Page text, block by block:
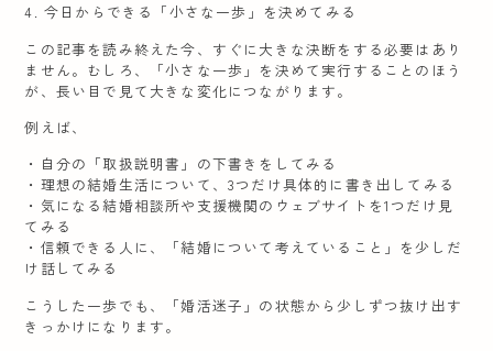
4. 今日からできる「小さな一歩」を決めてみる
この記事を読み終えた今、すぐに大きな決断をする必要はあり
ません。むしろ、「小さな一歩」を決めて実行することのほう
が、長い目で見て大きな変化につながります。
例えば、
・自分の「取扱説明書」の下書きをしてみる
・理想の結婚生活について、3つだけ具体的に書き出してみる
・気になる結婚相談所や支援機関のウェブサイトを1つだけ見
てみる
・信頼できる人に、「結婚について考えていること」を少しだ
け話してみる
こうした一歩でも、「婚活迷子」の状態から少しずつ抜け出す
きっかけになります。